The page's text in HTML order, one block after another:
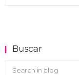
Buscar
Buscar en el blog